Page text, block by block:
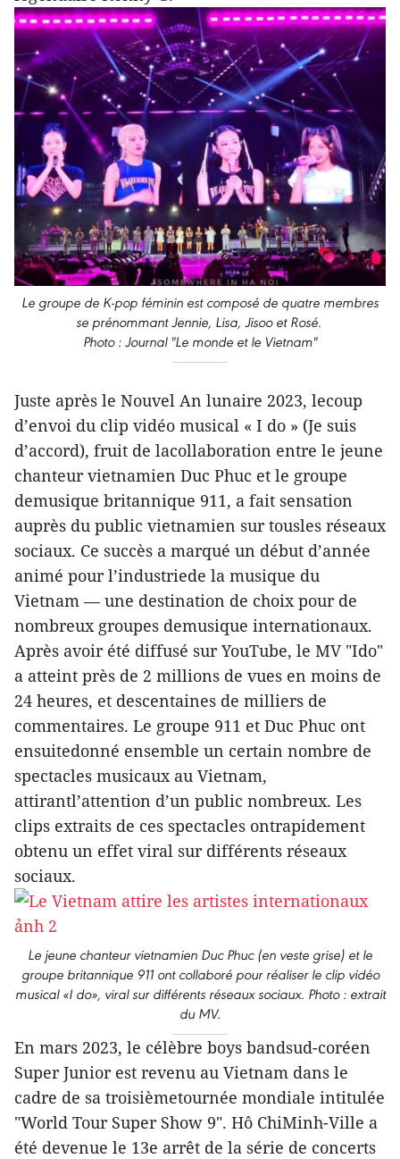
Le groupe de K-pop féminin est composé de quatre membres
se prénommant Jennie, Lisa, Jisoo et Rosé.
Photo : Journal "Le monde et le Vietnam"
Juste après le Nouvel An lunaire 2023, lecoup
d’envoi du clip vidéo musical « I do » (Je suis
d’accord), fruit de lacollaboration entre le jeune
chanteur vietnamien Duc Phuc et le groupe
demusique britannique 911, a fait sensation
auprès du public vietnamien sur tousles réseaux
sociaux. Ce succès a marqué un début d’année
animé pour l’industriede la musique du
Vietnam — une destination de choix pour de
nombreux groupes demusique internationaux.
Après avoir été diffusé sur YouTube, le MV "Ido"
a atteint près de 2 millions de vues en moins de
24 heures, et descentaines de milliers de
commentaires. Le groupe 911 et Duc Phuc ont
ensuitedonné ensemble un certain nombre de
spectacles musicaux au Vietnam,
attirantl’attention d’un public nombreux. Les
clips extraits de ces spectacles ontrapidement
obtenu un effet viral sur différents réseaux
sociaux.
Le jeune chanteur vietnamien Duc Phuc (en veste grise) et le
groupe britannique 911 ont collaboré pour réaliser le clip vidéo
musical «I do», viral sur différents réseaux sociaux. Photo : extrait
du MV.
En mars 2023, le célèbre boys bandsud-coréen
Super Junior est revenu au Vietnam dans le
cadre de sa troisièmetournée mondiale intitulée
"World Tour Super Show 9". Hô ChiMinh-Ville a
été devenue le 13e arrêt de la série de concerts